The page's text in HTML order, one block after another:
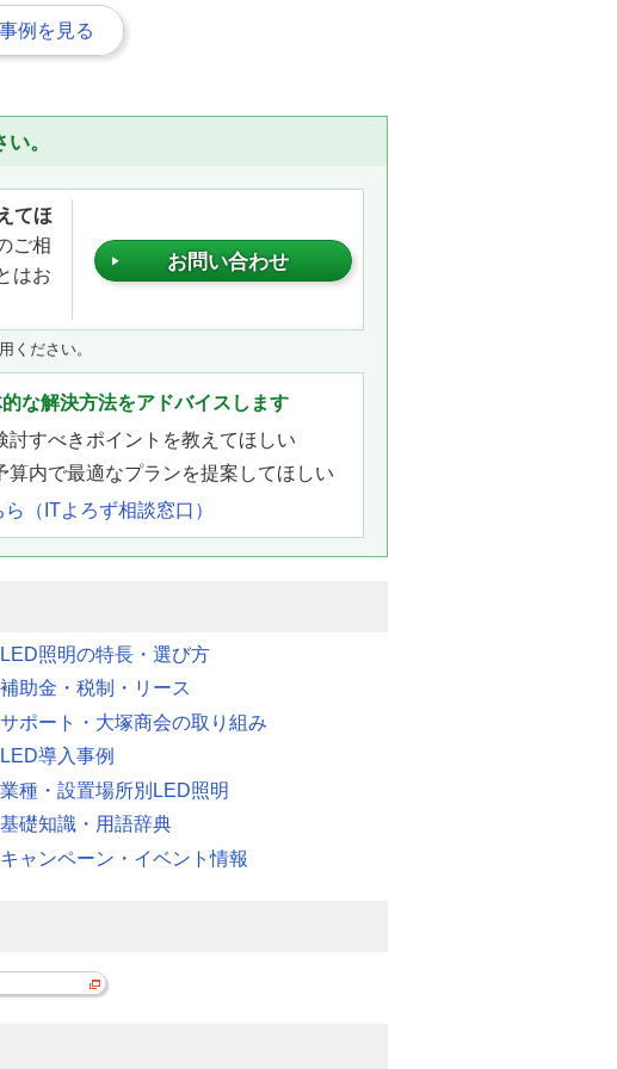
例を見る
。
てほ
ご相
はお
お問い合わせ
ください。
な解決方法をアドバイスします
討すべきポイントを教えてほしい
算内で最適なプランを提案してほしい
（ITよろず相談窓口）
LED照明の特長・選び方
補助金・税制・リース
サポート・大塚商会の取り組み
LED導入事例
業種・設置場所別LED照明
基礎知識・用語辞典
キャンペーン・イベント情報